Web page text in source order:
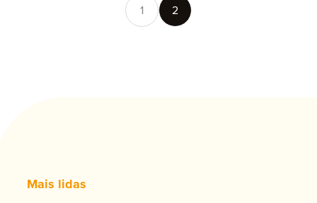
1 2
Mais lidas